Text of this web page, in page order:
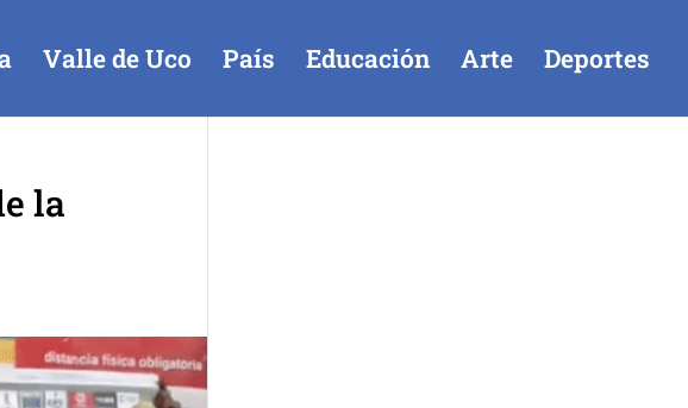
Valle de Uco País Educación Arte Deportes
la